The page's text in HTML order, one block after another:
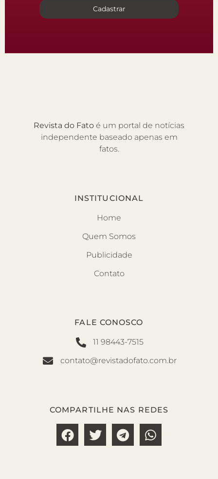
Cadastrar
Revista do Fato é um portal de notícias
independente baseado apenas em
fatos.
INSTITUCIONAL
Home
Quem Somos
Publicidade
Contato
FALE CONOSCO
11 98443-7515
contato@revistadofato.com.br
COMPARTILHE NAS REDES